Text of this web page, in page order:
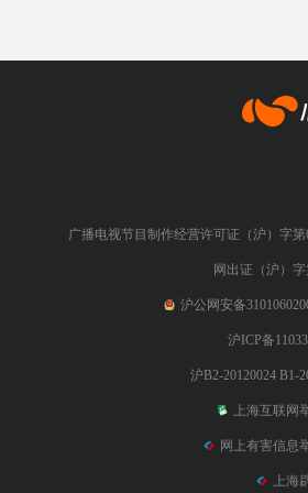
广播电视节目制作经营许可证（沪）字第
网出证（沪）
沪公网安备
沪ICP备
沪B2-20120024 B1-
上海互联网
网上有害信息
上海
心动网络